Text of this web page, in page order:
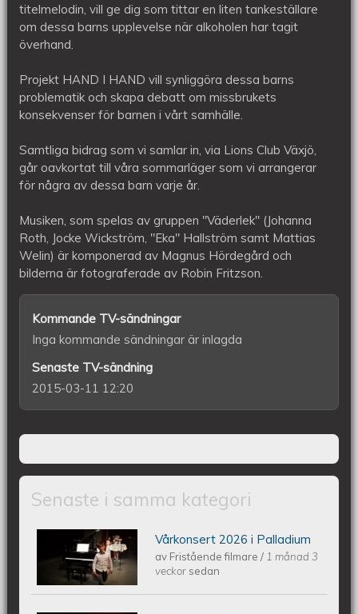
titelmelodin, vill ge dig som tittar en liten tankeställare
om dessa barns upplevelse när alkoholen har tagit
överhand.
Projekt HAND I HAND vill synliggöra dessa barns
problematik och skapa debatt om missbrukets
konsekvenser för barnen i vårt samhälle.
Samtliga bidrag som vi samlar in, via Lions Club Växjö,
går oavkortat till våra sommarläger som vi arrangerar
för några av dessa barn varje år.
Musiken, som spelas av gruppen "Väderlek" (Johanna
Roth, Jocke Wickström, "Eka" Hallström samt Mattias
Welin) är komponerad av Magnus Hördegård och
bilderna är fotograferade av Robin Fritzson.
Kommande TV-sändningar
Inga kommande sändningar är inlagda
Senaste TV-sändning
2015-03-11 12:20
Senaste i samma kategori
Piano Marly Azevedo Andersson
Vårkonsert PALLADIUM 2026 06 10
Vårkonsert 2026 i Palladium
av Fristående filmare/ 1 månad 3
veckor sedan